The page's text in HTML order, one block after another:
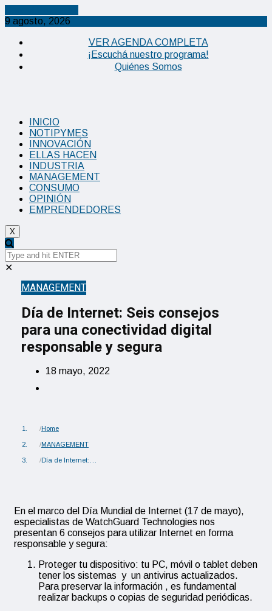
9 agosto, 2026
VER AGENDA COMPLETA
¡Escuchá nuestro programa!
Quiénes Somos
INICIO
NOTIPYMES
INNOVACIÓN
ELLAS HACEN
INDUSTRIA
MANAGEMENT
CONSUMO
OPINIÓN
EMPRENDEDORES
X
✕
MANAGEMENT
Día de Internet: Seis consejos
para una conectividad digital
responsable y segura
18 mayo, 2022
Home
MANAGEMENT
Día de Internet:…
En el marco del Día Mundial de Internet (17 de mayo),
especialistas de WatchGuard Technologies nos
presentan 6 consejos para utilizar Internet en forma
responsable y segura:
Proteger tu dispositivo: tu PC, móvil o tablet deben
tener los sistemas y un antivirus actualizados.
Para preservar la información , es fundamental
realizar backups o copias de seguridad periódicas.